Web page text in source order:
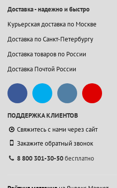
Доставка - надежно и быстро
Курьерская доставка по Москве
Доставка по Санкт-Петербургу
Доставка товаров по России
Доставка Почтой России
ПОДДЕРЖКА КЛИЕНТОВ
Свяжитесь с нами через сайт
Закажите обратный звонок
8 800 301-30-50бесплатно